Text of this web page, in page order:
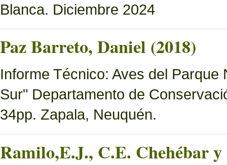
Blanca. Diciembre 2024
Paz Barreto, Daniel (2018)
Informe Técnico: Aves del
Sur" Departamento de
34pp. Zapala, Neuquén.
Ramilo,E.J., C.E. Chehébar